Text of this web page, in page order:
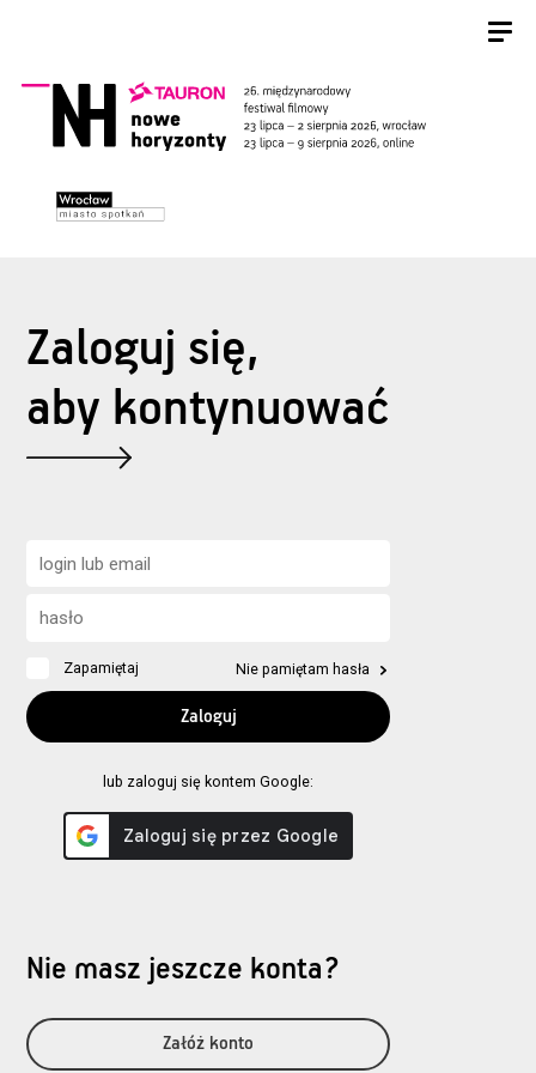
Zaloguj się,
aby kontynuować
Zapamiętaj Nie pamiętam hasła
lub zaloguj się kontem Google:
Nie masz jeszcze konta?
Załóż konto